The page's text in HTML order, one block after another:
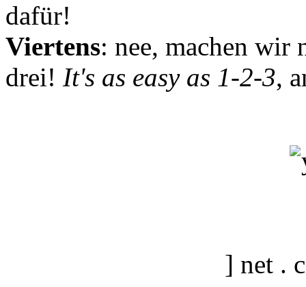
dafür!
Viertens: nee, machen wir
drei! It's as easy as 1-2-3,
] net .